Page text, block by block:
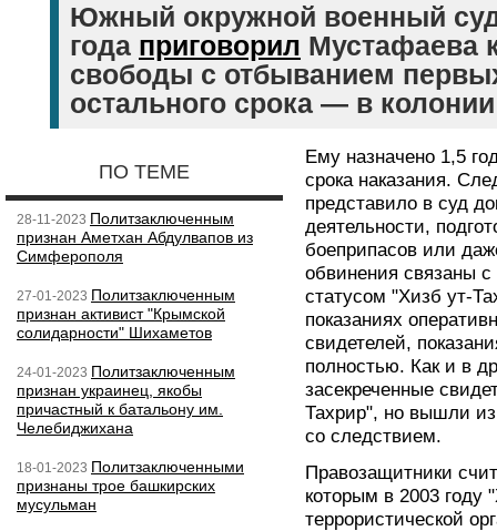
Южный окружной военный
года приговорил Мустафаева
свободы с отбыванием
остального срока — в
ПО ТЕМЕ
28-11-2023 Политзаключенным
признан Аметхан Абдулвапов из
Симферополя
27-01-2023 Политзаключенным
признан активист "Крымской
солидарности" Шихаметов
24-01-2023 Политзаключенным
признан украинец, якобы
причастный к батальону им.
Челебиджихана
18-01-2023 Политзаключенными
признаны трое башкирских
мусульман
Ему назначено 1,5
срока наказания.
представило в суд
деятельности,
боеприпасов или
обвинения связаны
статусом "Хизб ут-
показаниях
свидетелей,
полностью. Как и в
засекреченные
Тахрир", но вышли из
со следствием.
Правозащитники
которым в 2003 году
террористической